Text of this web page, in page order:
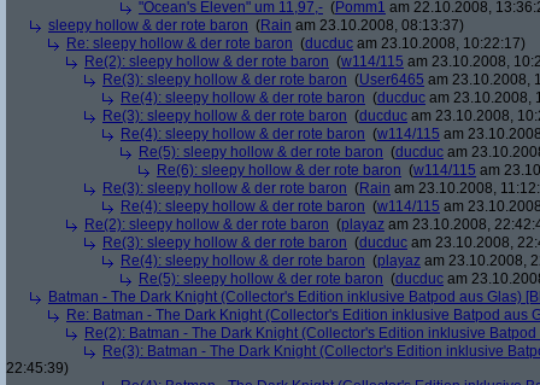
"Ocean's Eleven" um 11,97,- (Pomm1 am 22.10.2008,
sleepy hollow & der rote baron (Rain am 23.10.2008, 08:13:37)
Re: sleepy hollow & der rote baron (ducduc am 23.10.2008, 10:22:17)
Re(2): sleepy hollow & der rote baron (w114/115 am 23.10.2008,
Re(3): sleepy hollow & der rote baron (User6465 am 23.10.2008,
Re(4): sleepy hollow & der rote baron (ducduc am 23.10.2008,
Re(3): sleepy hollow & der rote baron (ducduc am 23.10.2008,
Re(4): sleepy hollow & der rote baron (w114/115 am
Re(5): sleepy hollow & der rote baron (ducduc am
Re(6): sleepy hollow & der rote baron (w114/115 am
Re(3): sleepy hollow & der rote baron (Rain am 23.10.2008,
Re(4): sleepy hollow & der rote baron (w114/115 am
Re(2): sleepy hollow & der rote baron (playaz am 23.10.2008,
Re(3): sleepy hollow & der rote baron (ducduc am 23.10.2008,
Re(4): sleepy hollow & der rote baron (playaz am 23.10.2008,
Re(5): sleepy hollow & der rote baron (ducduc am
Batman - The Dark Knight (Collector's Edition inklusive Batpod aus Glas)
Re: Batman - The Dark Knight (Collector's Edition inklusive Batpod aus
Re(2): Batman - The Dark Knight (Collector's Edition inklusive
Re(3): Batman - The Dark Knight (Collector's Edition inklusive
22:45:39)